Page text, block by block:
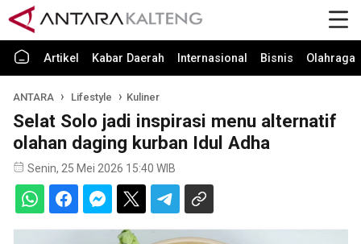
Artikel Kabar Daerah Internasional Bisnis Olahraga
ANTARA Lifestyle Kuliner
Selat Solo jadi inspirasi menu alternatif
olahan daging kurban Idul Adha
Senin, 25 Mei 2026 15:40 WIB